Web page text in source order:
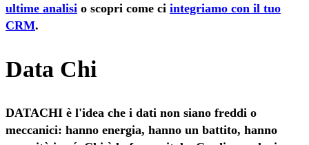
ultime analisi o scopri come ci integriamo con il tuo
CRM.
Data Chi
DATACHI è l'idea che i dati non siano freddi o
meccanici: hanno energia, hanno un battito, hanno